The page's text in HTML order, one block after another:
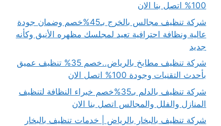
100% اتصل بنا الان
شركة تنظيف مجالس بالخرج بـ45%خصم وضمان جودة
عالية ونظافة احترافية تعيد لمجلسك مظهره الأنيق وكأنه
جديد
شركة تنظيف مطابخ بالرياض..خصم 35% تنظيف عميق
بأحدث التقنيات وجودة 100% اتصل الان
شركة تنظيف بالدلم بـ35%خصم خبراء النظافة لتنظيف
المنازل والفلل والمجالس اتصل بنا الان
شركة تنظيف بالبخار بالرياض | خدمات تنظيف بالبخار